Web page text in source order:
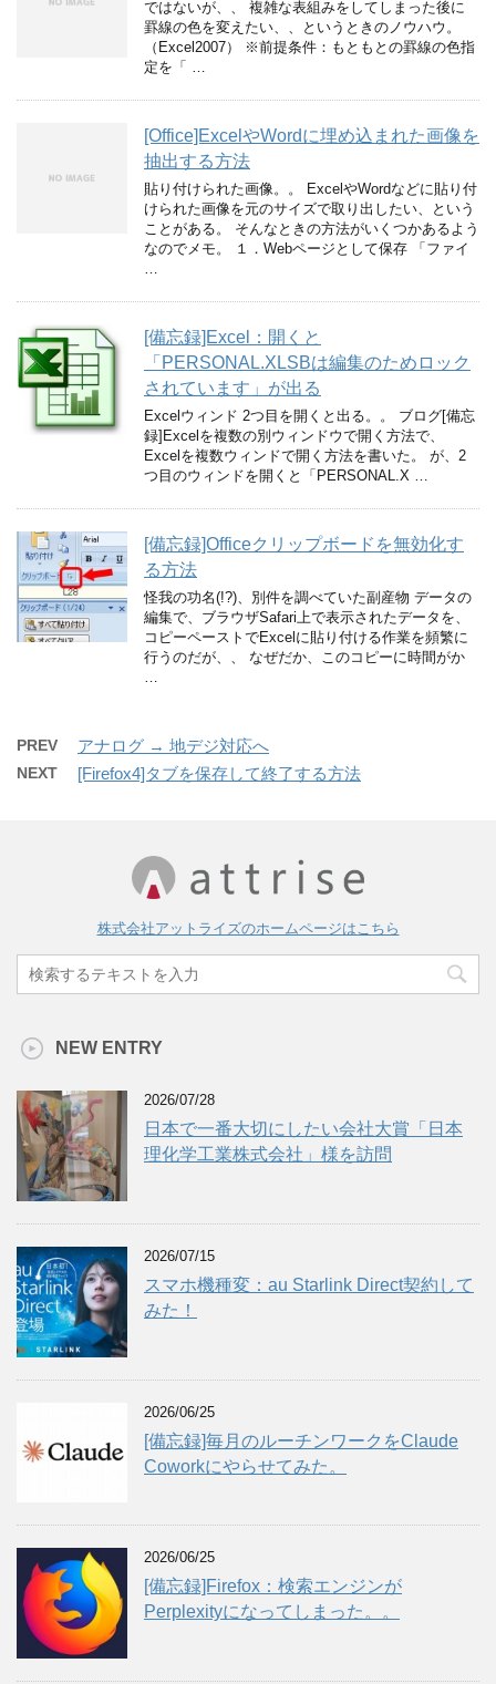
ではないが、、 複雑な表組みをしてしまった後に
罫線の色を変えたい、、というときのノウハウ。
（Excel2007） ※前提条件：もともとの罫線の色指
定を「 …
[Office]ExcelやWordに埋め込まれた画像を
抽出する方法
貼り付けられた画像。。 ExcelやWordなどに貼り付
けられた画像を元のサイズで取り出したい、という
ことがある。 そんなときの方法がいくつかあるよう
なのでメモ。 １．Webページとして保存 「ファイ
[備忘録]Excel：開くと
「PERSONAL.XLSBは編集のためロック
されています」が出る
Excelウィンド 2つ目を開くと出る。。 ブログ[備忘
録]Excelを複数の別ウィンドウで開く方法で、
Excelを複数ウィンドで開く方法を書いた。 が、2
つ目のウィンドを開くと「PERSONAL.X …
[備忘録]Officeクリップボードを無効化す
る方法
怪我の功名(!?)、別件を調べていた副産物 データの
編集で、ブラウザSafari上で表示されたデータを、
コピーペーストでExcelに貼り付ける作業を頻繁に
行うのだが、、 なぜだか、このコピーに時間がか
PREV アナログ → 地デジ対応へ
NEXT [Firefox4]タブを保存して終了する方法
株式会社アットライズのホームページはこちら
NEW ENTRY
2026/07/28
日本で一番大切にしたい会社大賞「日本
理化学工業株式会社」様を訪問
2026/07/15
スマホ機種変：au Starlink Direct契約して
みた！
2026/06/25
[備忘録]毎月のルーチンワークをClaude
Coworkにやらせてみた。
2026/06/25
[備忘録]Firefox：検索エンジンが
Perplexityになってしまった。。